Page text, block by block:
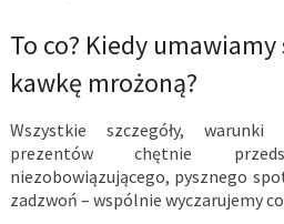
To co? Kiedy umawiamy
kawkę mrożoną?
Wszystkie szczegóły,
prezentów chętnie
niezobowiązującego, pysznego
zadzwoń – wspólnie wyczarujemy